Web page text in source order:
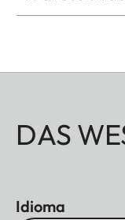
DAS
Idioma